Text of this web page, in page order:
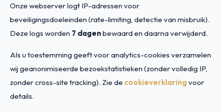
Onze webserver logt IP-adressen voor
beveiligingsdoeleinden (rate-limiting, detectie van misbruik).
Deze logs worden 7 dagenbewaard en daarna verwijderd.
Als u toestemming geeft voor analytics-cookies verzamelen
wij geanonimiseerde bezoekstatistieken (zonder volledig IP,
zonder cross-site tracking). Zie de cookieverklaring voor
details.